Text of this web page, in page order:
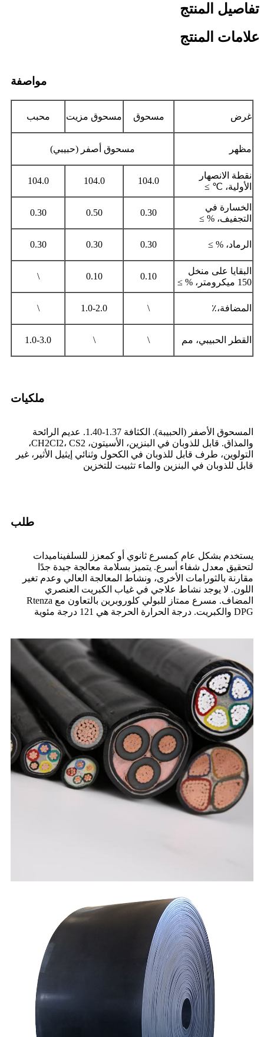
تفاصيل المنتج
علامات المنتج
مواصفة
غرض مسحوق مسحوق مزيت محبب
مظهر مسحوق أصفر (حبيبي)
نقطة الانصهار
الأولية، ℃ ≥
104.0
104.0
104.0
الخسارة في
التجفيف، % ≥
0.30
0.50
0.30
الرماد، % ≥ 0.30
0.30
0.30
البقايا على منخل
150 ميكرومتر، % ≥
0.10
0.10
\
المضافة،٪ \
1.0-2.0
\
القطر الحبيبي، مم \
\
1.0-3.0
ملكيات
المسحوق الأصفر (الحبيبة). الكثافة 1.37-1.40. عديم الرائحة
والمذاق. قابل للذوبان في البنزين، الأسيتون، CH2CI2، CS2،
التولوين، طرف قابل للذوبان في الكحول وثنائي إيثيل الأثير، غير
قابل للذوبان في البنزين والماء تثبيت للتخزين
طلب
يستخدم بشكل عام كمسرع ثانوي أو كمعزز للسلفيناميدات
لتحقيق معدل شفاء أسرع. يتميز بسلامة معالجة جيدة جدًا
مقارنة بالثورامات الأخرى، ونشاط المعالجة العالي وعدم تغير
اللون. لا يوجد نشاط علاجي في غياب الكبريت العنصري
المضاف. مسرع ممتاز للبولي كلوروبرين بالتعاون مع Rtenza
DPG والكبريت. درجة الحرارة الحرجة هي 121 درجة مئوية